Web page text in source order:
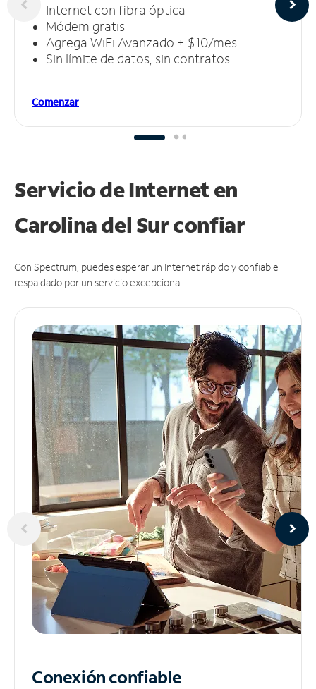
Internet con fibra óptica
Módem gratis
Agrega WiFi Avanzado + $10/mes
Sin límite de datos, sin contratos
Comenzar
Servicio de Internet en
Carolina del Surconfiar
Con Spectrum, puedes esperar un Internet rápido y confiable
respaldado por un servicio excepcional.
Conexión confiable